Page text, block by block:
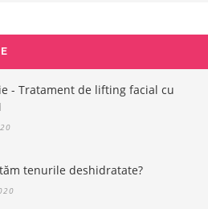
- Tratament de lifting facial cu
tenurile deshidratate?